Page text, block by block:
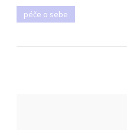
péče o sebe